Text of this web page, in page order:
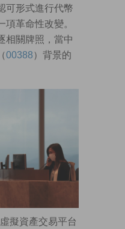
可形式進行代幣
革命性改變。
相關牌照，當中
00388）背景的
擬資產交易平台